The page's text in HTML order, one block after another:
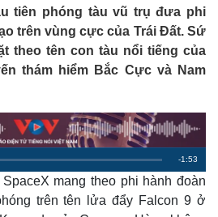
tiên phóng tàu vũ trụ đưa phi
trên vùng cực của Trái Đất. Sứ
theo tên con tàu nổi tiếng của
thám hiểm Bắc Cực và Nam
R
e
-1:53
mang theo phi hành đoàn
trên tên lửa đẩy Falcon 9 ở